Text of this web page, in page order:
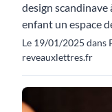
design
enfant un espace
Le 19/01/2025 dans
reveauxlettres.fr